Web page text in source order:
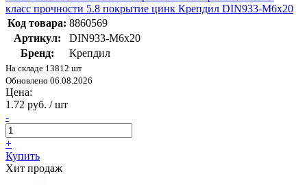
класс прочности 5.8 покрытие цинк Крепдил DIN933-М6x20
Код товара: 8860569
Артикул:
DIN933-М6x20
Бренд:
Крепдил
На складе 13812 шт
Обновлено 06.08.2026
Цена:
1.72 руб. / шт
-
+
Купить
Хит продаж